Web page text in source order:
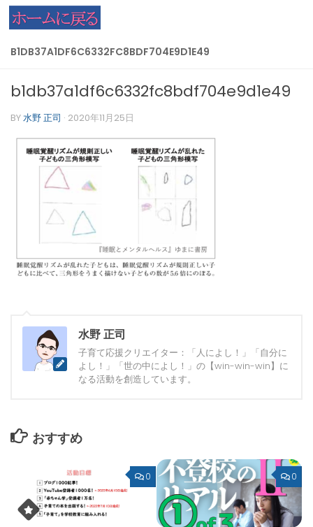
コンテンツへスキップ
B1DB37A1DF6C6332FC8BDF704E9D1E49
b1db37a1df6c6332fc8bdf704e9d1e49
BY水野 正司 · 2020年11月25日
水野 正司
子育て応援クリエイター：「人によし！」「自分に
よし！」「世の中によし！」の【win-win-win】に
なる活動を創造しています。
おすすめ
0 0